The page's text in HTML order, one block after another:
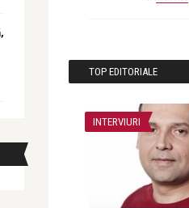
TOP EDITORIALE
INTERVIURI